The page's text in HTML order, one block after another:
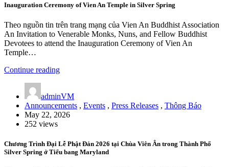
Inauguration Ceremony of Vien An Temple in Silver Spring
Theo nguồn tin trên trang mạng của Vien An Buddhist Association
An Invitation to Venerable Monks, Nuns, and Fellow Buddhist
Devotees to attend the Inauguration Ceremony of Vien An
Temple…
Continue reading
adminVM
Announcements , Events , Press Releases , Thông Báo
May 22, 2026
252 views
Chương Trình Đại Lễ Phật Đản 2026 tại Chùa Viên Ân trong Thành Phố
Silver Spring ở Tiểu bang Maryland